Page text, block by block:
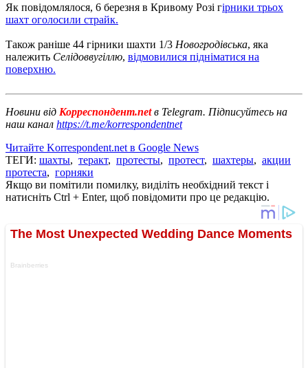
Як повідомлялося, 6 березня в Кривому Розі гірники трьох
шахт оголосили страйк.
Також раніше 44 гірники шахти 1/3 Новогродівська, яка
належить Селідоввугіллю, відмовилися підніматися на
поверхню.
Новини від Корреспондент.netв Telegram. Підписуйтесь на
наш канал https://t.me/korrespondentnet
Читайте Korrespondent.net в Google News
ТЕГИ: шахты, теракт, протесты, протест, шахтеры, акции
протеста, горняки
Якщо ви помітили помилку, виділіть необхідний текст і
натисніть Ctrl + Enter, щоб повідомити про це редакцію.